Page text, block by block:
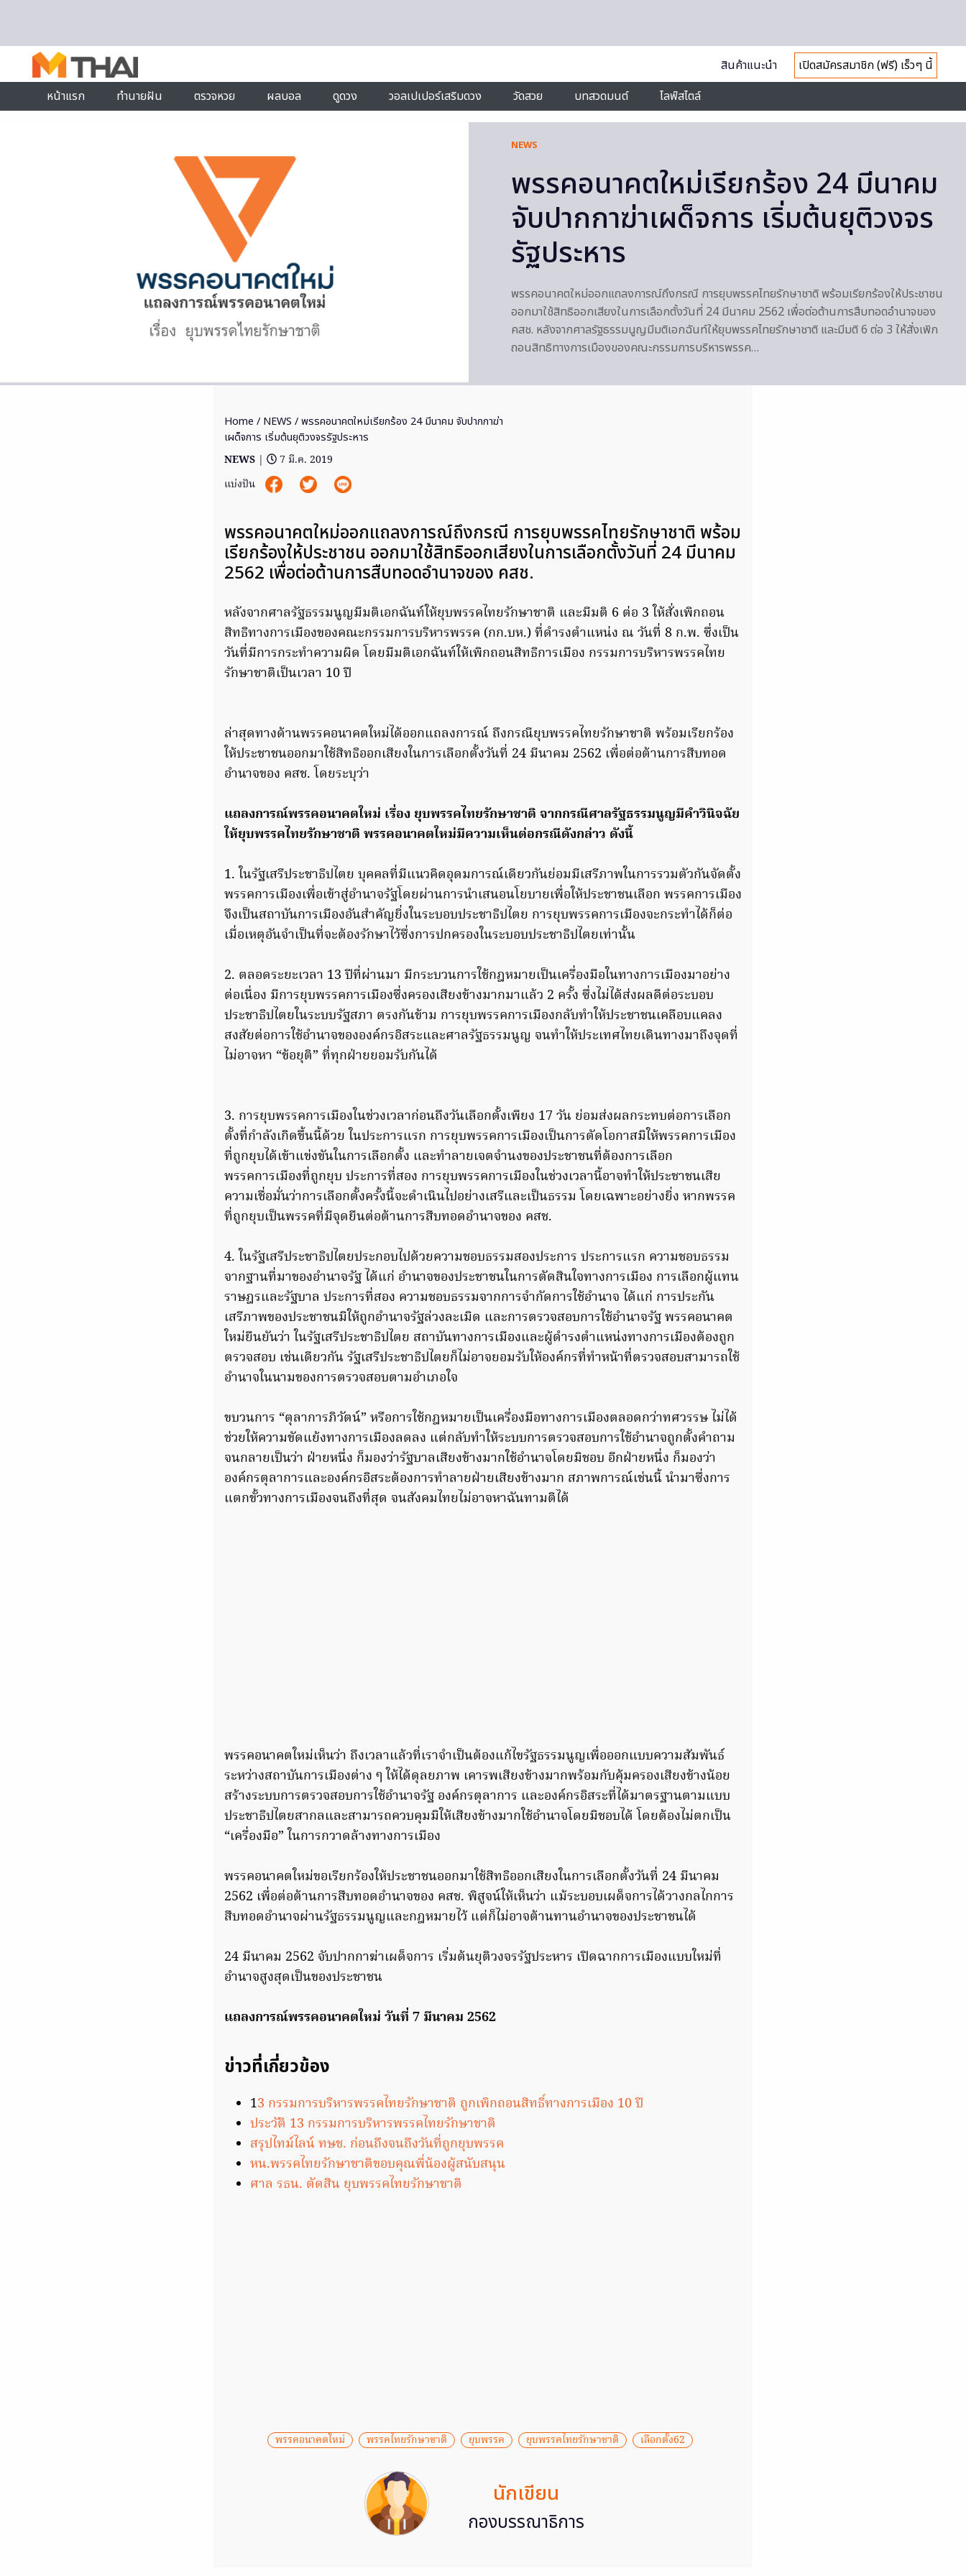
สินค้าแนะนำ
เปิดสมัครสมาชิก (ฟรี) เร็วๆ นี้
หน้าแรก
ทำนายฝัน ตรวจหวย ผลบอล ดูดวง วอลเปเปอร์เสริมดวง วัดสวย บทสวดมนต์ ไลฟ์สไตล์
NEWS
พรรคอนาคตใหม่เรียกร้อง 24 มีนาคม
จับปากกาฆ่าเผด็จการ เริ่มต้นยุติวงจร
รัฐประหาร
พรรคอนาคตใหม่ออกแถลงการณ์ถึงกรณี การยุบพรรคไทยรักษาชาติ พร้อมเรียกร้องให้ประชาชน
ออกมาใช้สิทธิออกเสียงในการเลือกตั้งวันที่ 24 มีนาคม 2562 เพื่อต่อต้านการสืบทอดอำนาจของ
คสช. หลังจากศาลรัฐธรรมนูญมีมติเอกฉันท์ให้ยุบพรรคไทยรักษาชาติ และมีมติ 6 ต่อ 3 ให้สั่งเพิก
ถอนสิทธิทางการเมืองของคณะกรรมการบริหารพรรค…
Home / NEWS / พรรคอนาคตใหม่เรียกร้อง 24 มีนาคม จับปากกาฆ่า
เผด็จการ เริ่มต้นยุติวงจรรัฐประหาร
NEWS |
7 มี.ค. 2019
แบ่งปัน
พรรคอนาคตใหม่ออกแถลงการณ์ถึงกรณี การยุบพรรคไทยรักษาชาติ พร้อม
เรียกร้องให้ประชาชน ออกมาใช้สิทธิออกเสียงในการเลือกตั้งวันที่ 24 มีนาคม
2562 เพื่อต่อต้านการสืบทอดอำนาจของ คสช.
หลังจากศาลรัฐธรรมนูญมีมติเอกฉันท์ให้ยุบพรรคไทยรักษาชาติ และมีมติ 6 ต่อ 3 ให้สั่งเพิกถอน
สิทธิทางการเมืองของคณะกรรมการบริหารพรรค (กก.บห.) ที่ดำรงตำแหน่ง ณ วันที่ 8 ก.พ. ซึ่งเป็น
วันที่มีการกระทำความผิด โดยมีมติเอกฉันท์ให้เพิกถอนสิทธิการเมือง กรรมการบริหารพรรคไทย
รักษาชาติเป็นเวลา 10 ปี
ล่าสุดทางด้านพรรคอนาคตใหม่ได้ออกแถลงการณ์ ถึงกรณียุบพรรคไทยรักษาชาติ พร้อมเรียกร้อง
ให้ประชาชนออกมาใช้สิทธิออกเสียงในการเลือกตั้งวันที่ 24 มีนาคม 2562 เพื่อต่อต้านการสืบทอด
อำนาจของ คสช. โดยระบุว่า
แถลงการณ์พรรคอนาคตใหม่ เรื่อง ยุบพรรคไทยรักษาชาติ จากกรณีศาลรัฐธรรมนูญมีคำวินิจฉัย
ให้ยุบพรรคไทยรักษาชาติ พรรคอนาคตใหม่มีความเห็นต่อกรณีดังกล่าว ดังนี้
1. ในรัฐเสรีประชาธิปไตย บุคคลที่มีแนวคิดอุดมการณ์เดียวกันย่อมมีเสรีภาพในการรวมตัวกันจัดตั้ง
พรรคการเมืองเพื่อเข้าสู่อำนาจรัฐโดยผ่านการนำเสนอนโยบายเพื่อให้ประชาชนเลือก พรรคการเมือง
จึงเป็นสถาบันการเมืองอันสำคัญยิ่งในระบอบประชาธิปไตย การยุบพรรคการเมืองจะกระทำได้ก็ต่อ
เมื่อเหตุอันจำเป็นที่จะต้องรักษาไว้ซึ่งการปกครองในระบอบประชาธิปไตยเท่านั้น
2. ตลอดระยะเวลา 13 ปีที่ผ่านมา มีกระบวนการใช้กฎหมายเป็นเครื่องมือในทางการเมืองมาอย่าง
ต่อเนื่อง มีการยุบพรรคการเมืองซึ่งครองเสียงข้างมากมาแล้ว 2 ครั้ง ซึ่งไม่ได้ส่งผลดีต่อระบอบ
ประชาธิปไตยในระบบรัฐสภา ตรงกันข้าม การยุบพรรคการเมืองกลับทำให้ประชาชนเคลือบแคลง
สงสัยต่อการใช้อำนาจขององค์กรอิสระและศาลรัฐธรรมนูญ จนทำให้ประเทศไทยเดินทางมาถึงจุดที่
ไม่อาจหา “ข้อยุติ” ที่ทุกฝ่ายยอมรับกันได้
3. การยุบพรรคการเมืองในช่วงเวลาก่อนถึงวันเลือกตั้งเพียง 17 วัน ย่อมส่งผลกระทบต่อการเลือก
ตั้งที่กำลังเกิดขึ้นนี้ด้วย ในประการแรก การยุบพรรคการเมืองเป็นการตัดโอกาสมิให้พรรคการเมือง
ที่ถูกยุบได้เข้าแข่งขันในการเลือกตั้ง และทำลายเจตจำนงของประชาชนที่ต้องการเลือก
พรรคการเมืองที่ถูกยุบ ประการที่สอง การยุบพรรคการเมืองในช่วงเวลานี้อาจทำให้ประชาชนเสีย
ความเชื่อมั่นว่าการเลือกตั้งครั้งนี้จะดำเนินไปอย่างเสรีและเป็นธรรม โดยเฉพาะอย่างยิ่ง หากพรรค
ที่ถูกยุบเป็นพรรคที่มีจุดยืนต่อต้านการสืบทอดอำนาจของ คสช.
4. ในรัฐเสรีประชาธิปไตยประกอบไปด้วยความชอบธรรมสองประการ ประการแรก ความชอบธรรม
จากฐานที่มาของอำนาจรัฐ ได้แก่ อำนาจของประชาชนในการตัดสินใจทางการเมือง การเลือกผู้แทน
ราษฎรและรัฐบาล ประการที่สอง ความชอบธรรมจากการจำกัดการใช้อำนาจ ได้แก่ การประกัน
เสรีภาพของประชาชนมิให้ถูกอำนาจรัฐล่วงละเมิด และการตรวจสอบการใช้อำนาจรัฐ พรรคอนาคต
ใหม่ยืนยันว่า ในรัฐเสรีประชาธิปไตย สถาบันทางการเมืองและผู้ดำรงตำแหน่งทางการเมืองต้องถูก
ตรวจสอบ เช่นเดียวกัน รัฐเสรีประชาธิปไตยก็ไม่อาจยอมรับให้องค์กรที่ทำหน้าที่ตรวจสอบสามารถใช้
อำนาจในนามของการตรวจสอบตามอำเภอใจ
ขบวนการ “ตุลาการภิวัตน์” หรือการใช้กฎหมายเป็นเครื่องมือทางการเมืองตลอดกว่าทศวรรษ ไม่ได้
ช่วยให้ความขัดแย้งทางการเมืองลดลง แต่กลับทำให้ระบบการตรวจสอบการใช้อำนาจถูกตั้งคำถาม
จนกลายเป็นว่า ฝ่ายหนึ่ง ก็มองว่ารัฐบาลเสียงข้างมากใช้อำนาจโดยมิชอบ อีกฝ่ายหนึ่ง ก็มองว่า
องค์กรตุลาการและองค์กรอิสระต้องการทำลายฝ่ายเสียงข้างมาก สภาพการณ์เช่นนี้ นำมาซึ่งการ
แตกขั้วทางการเมืองจนถึงที่สุด จนสังคมไทยไม่อาจหาฉันทามติได้
พรรคอนาคตใหม่เห็นว่า ถึงเวลาแล้วที่เราจำเป็นต้องแก้ไขรัฐธรรมนูญเพื่อออกแบบความสัมพันธ์
ระหว่างสถาบันการเมืองต่าง ๆ ให้ได้ดุลยภาพ เคารพเสียงข้างมากพร้อมกับคุ้มครองเสียงข้างน้อย
สร้างระบบการตรวจสอบการใช้อำนาจรัฐ องค์กรตุลาการ และองค์กรอิสระที่ได้มาตรฐานตามแบบ
ประชาธิปไตยสากลและสามารถควบคุมมิให้เสียงข้างมากใช้อำนาจโดยมิชอบได้ โดยต้องไม่ตกเป็น
“เครื่องมือ” ในการกวาดล้างทางการเมือง
พรรคอนาคตใหม่ขอเรียกร้องให้ประชาชนออกมาใช้สิทธิออกเสียงในการเลือกตั้งวันที่ 24 มีนาคม
2562 เพื่อต่อต้านการสืบทอดอำนาจของ คสช. พิสูจน์ให้เห็นว่า แม้ระบอบเผด็จการได้วางกลไกการ
สืบทอดอำนาจผ่านรัฐธรรมนูญและกฎหมายไว้ แต่ก็ไม่อาจต้านทานอำนาจของประชาชนได้
24 มีนาคม 2562 จับปากกาฆ่าเผด็จการ เริ่มต้นยุติวงจรรัฐประหาร เปิดฉากการเมืองแบบใหม่ที่
อำนาจสูงสุดเป็นของประชาชน
แถลงการณ์พรรคอนาคตใหม่ วันที่ 7 มีนาคม 2562
ข่าวที่เกี่ยวข้อง
13 กรรมการบริหารพรรคไทยรักษาชาติ ถูกเพิกถอนสิทธิ์ทางการเมือง 10 ปี
ประวัติ 13 กรรมการบริหารพรรคไทยรักษาชาติ
สรุปไทม์ไลน์ ทษช. ก่อนถึงจนถึงวันที่ถูกยุบพรรค
หน.พรรคไทยรักษาชาติขอบคุณพี่น้องผู้สนับสนุน
ศาล รธน. ตัดสิน ยุบพรรคไทยรักษาชาติ
พรรคอนาคตใหม่ พรรคไทยรักษาชาติ ยุบพรรค ยุบพรรคไทยรักษาชาติ เลือกตั้ง62
นักเขียน
กองบรรณาธิการ